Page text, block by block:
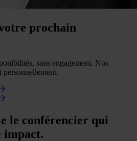
prochain
sans engagement. Nos
personnellement.
le conférencier qui
impact.